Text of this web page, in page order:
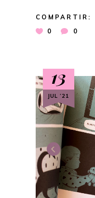
COMPARTIR:
0
0
13
JUL ‘21